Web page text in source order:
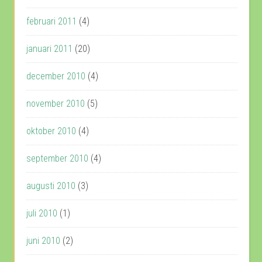
februari 2011 (4)
januari 2011 (20)
december 2010 (4)
november 2010 (5)
oktober 2010 (4)
september 2010 (4)
augusti 2010 (3)
juli 2010 (1)
juni 2010 (2)